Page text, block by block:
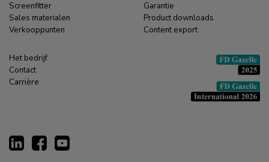
Screenfitter
Sales materialen
Verkooppunten
Garantie
Product downloads
Content export
Het bedrijf
Contact
Carrière